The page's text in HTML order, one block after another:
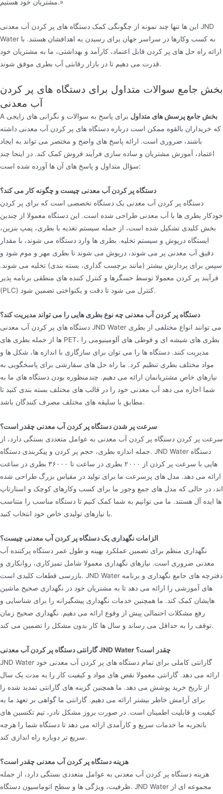
مشتریان خود هستیم.»
این ها تنها چند نمونه از چگونگی کمک دستگاه های پر کردن آب معدنی JND
Water به کسب وکارها در سراسر جهان برای رسیدن به اهدافشان هستند. با
ارائه راه حل های پر کردن قابل اعتماد، کارآمد و بهداشتی، ما به مشتریان خود
قدرت می دهیم تا در بازار رقابتی آب بطری موفق شوند.
بخش جامع سوالات متداول برای دستگاه های پر کردن
آب معدنی
A بخش جامع پرسش های متداول برای پاسخ به سوالات و نگرانی های رایجی
که خریداران بالقوه ممکن است درباره دستگاه های پر کردن آب معدنی داشته
باشند، ضروری است. ارائه پاسخ های واضح و مختصر می تواند به ایجاد
اعتماد، آموزش مشتریان و ساده سازی فرآیند فروش کمک کند. در اینجا چند
سؤال متداول و پاسخ های آن ها آورده شده است:
دستگاه پر کردن آب معدنی چیست و چگونه کار می کند؟
دستگاه پر کردن آب معدنی یک دستگاه تخصصی است که برای پر کردن
خودکار بطری ها با آب معدنی طراحی شده است. این دستگاه معمولا از چندین
بخش کلیدی تشکیل شده است، از جمله سیستم تغذیه با بطری، پمپ بنزین،
ایستگاه درپوش و سیستم تخلیه. بطری ها وارد دستگاه می شوند، با مقدار
دقیق آب معدنی پر می شوند، درپوش می شوند تا بطری مهر و موم شود و
سپس برای پردازش بیشتر (مانند برچسب گذاری، بسته بندی) تخلیه می شوند.
فرآیند پر کردن معمولا توسط حسگرها و کنترل کننده های منطقی برنامه پذیر
(PLC) کنترل می شود تا دقت و یکنواختی تضمین شود.
دستگاه پر کردن آب معدنی چه نوع بطری هایی را می تواند مدیریت کند؟
دستگاه های پر کردن آب معدنی JND Water می توانند انواع مختلفی از بطری
ها از جمله بطری های PET، بطری های شیشه ای و قوطی های آلومینیومی را
مدیریت کنند. دستگاه ها را می توان برای سازگاری با اندازه ها، شکل ها و
مواد مختلف بطری تنظیم کرد. ما راه حل های سفارشی برای پاسخگویی به
نیازهای خاص مشتریانمان ارائه می دهیم. چندمنظوره بودن دستگاه های ما به
شما اجازه می دهد آب معدنی خود را در قالب های مختلف بسته بندی کنید تا
مطابق با سلیقه های مختلف مصرف کنندگان باشد.
سرعت پر شدن دستگاه پر کردن آب معدنی چقدر است؟
سرعت پر کردن دستگاه پر کردن آب معدنی به عوامل متعددی بستگی دارد، از
جمله اندازه بطری، حجم پر کردن و پیکربندی دستگاه. JND Water دستگاه
هایی با سرعت پر کردن از ۲۰۰۰ بطری در ساعت تا ۳۶۰۰۰ بطری در ساعت
ارائه می دهد. مدل های پرسرعت ما برای تولید در مقیاس بزرگ طراحی شده
اند، در حالی که مدل های جمع وجور ما برای کسب وکارهای کوچک و استارتاپ
ها ایده آل هستند. ما می توانیم به شما کمک کنیم تا دستگاه مناسب را متناسب
با نیازهای تولیدی خاص خود انتخاب کنید.
الزامات نگهداری یک دستگاه پر کردن آب معدنی چیست؟
نگهداری منظم برای تضمین عملکرد بهینه و طول عمر دستگاه پرکننده آب
معدنی ضروری است. نیازهای نگهداری معمولا شامل تمیزکاری، روانکاری و
بازرسی قطعات کلیدی است. JND Water دفترچه های جامع نگهداری و برنامه
های آموزشی را ارائه می دهد تا به مشتریان خود در نگهداری صحیح ماشین
هایشان کمک کند. ما همچنین خدمات نگهداری پیشگیرانه را برای شناسایی و
رفع مشکلات احتمالی پیش از وقوع ارائه می دهیم. نگهداری صحیح زمان
توقف را به حداقل می رساند و سال ها کار بدون مشکل را تضمین می کند.
گارانتی دستگاه پر کردن آب معدنی JND Water چقدر است؟
JND Water گارانتی کاملی برای تمام دستگاه های پر کردن آب معدنی خود
ارائه می دهد. گارانتی معمولا نقص های مواد و کیفیت کار را به مدت یک سال
از تاریخ خرید پوشش می دهد. ما همچنین گزینه های گارانتی تمدید شده را
برای آرامش خاطر بیشتر ارائه می دهیم. گارانتی ما گواهی بر تعهد ما به
کیفیت و قابلیت اطمینان است. در صورت بروز مشکل نادر، تیم تکنسین های
باتجربه ما خدمات سریع و کارآمدی ارائه می دهد تا دستگاه شما را هرچه
سریع تر دوباره راه اندازی کند.
هزینه دستگاه پر کردن آب معدنی چقدر است؟
هزینه دستگاه پر کردن آب معدنی به عوامل متعددی بستگی دارد، از جمله
ظرفیت، ویژگی ها و سطح اتوماسیون دستگاه. JND Water مجموعه ای از